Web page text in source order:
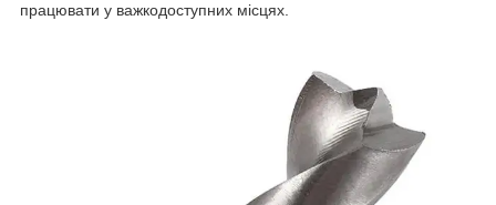
працювати у важкодоступних місцях.